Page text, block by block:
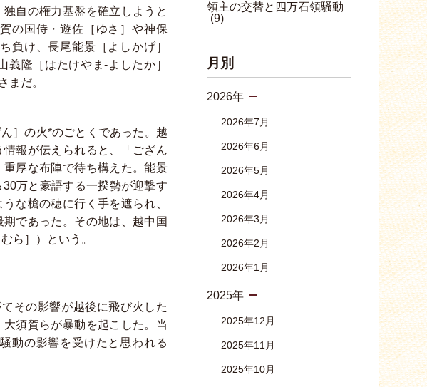
自の権力基盤を確立しようと
の国侍・遊佐［ゆさ］や神保
負け、長尾能景［よしかげ］
義隆［はたけやま-よしたか］
まだ。
］の火*のごとくであった。越
報が伝えられると、「ござん
厚な布陣で待ち構えた。能景
万と豪語する一揆勢が迎撃す
な槍の穂に行く手を遮られ、
であった。その地は、越中国
ら］）という。
その影響が越後に飛び火した
須賀らが暴動を起こした。当
動の影響を受けたと思われる
領主の交替と四万石領騒動
(9)
月別
2026年
2026年7月
2026年6月
2026年5月
2026年4月
2026年3月
2026年2月
2026年1月
2025年
2025年12月
2025年11月
2025年10月